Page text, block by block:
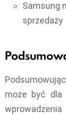
Samsung
sprzedaży
może być dla